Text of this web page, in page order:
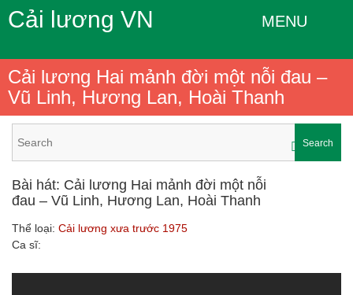
Cải lương VN MENU
Cải lương Hai mảnh đời một nỗi đau –
Vũ Linh, Hương Lan, Hoài Thanh
Search
Bài hát: Cải lương Hai mảnh đời một nỗi
đau – Vũ Linh, Hương Lan, Hoài Thanh
Thể loại: Cải lương xưa trước 1975
Ca sĩ: